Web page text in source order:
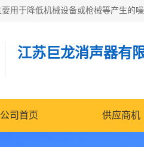
江苏巨龙消声器有
公司首页 供应商机